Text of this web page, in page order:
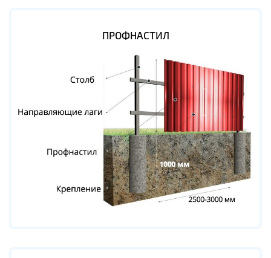
ПРОФНАСТИЛ